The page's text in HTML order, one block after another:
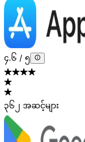
၄.၆ / ၅
၃၆၂ အဆင့်များ